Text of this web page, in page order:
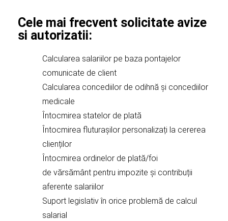
Cele mai frecvent solicitate avize
si autorizatii:
Calcularea salariilor pe baza pontajelor
comunicate de client
Calcularea concediilor de odihnă și concediilor
medicale
Întocmirea statelor de plată
Întocmirea fluturașilor personalizați la cererea
clienților
Întocmirea ordinelor de plată/foi
de vărsământ pentru impozite și contribuții
aferente salariilor
Suport legislativ în orice problemă de calcul
salarial